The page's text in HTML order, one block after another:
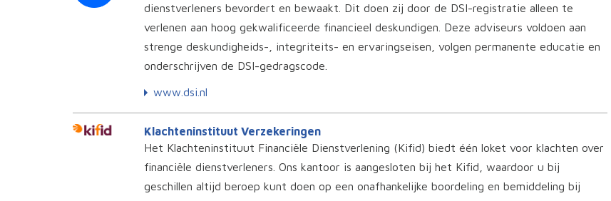
dienstverleners bevordert en bewaakt. Dit doen zij door de DSI-registratie alleen te
verlenen aan hoog gekwalificeerde financieel deskundigen. Deze adviseurs voldoen aan
strenge deskundigheids-, integriteits- en ervaringseisen, volgen permanente educatie en
onderschrijven de DSI-gedragscode.
www.dsi.nl
Klachteninstituut Verzekeringen
Het Klachteninstituut Financiële Dienstverlening (Kifid) biedt één loket voor klachten over
financiële dienstverleners. Ons kantoor is aangesloten bij het Kifid, waardoor u bij
geschillen altijd beroep kunt doen op een onafhankelijke boordeling en bemiddeling bij